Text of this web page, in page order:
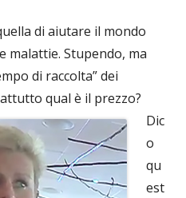
di aiutare il mondo
malattie. Stupendo, ma
di raccolta” dei
qual è il prezzo?
Dic
o
qu
est